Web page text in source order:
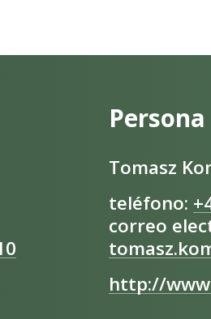
Tomasz
teléfono:
correo
http://